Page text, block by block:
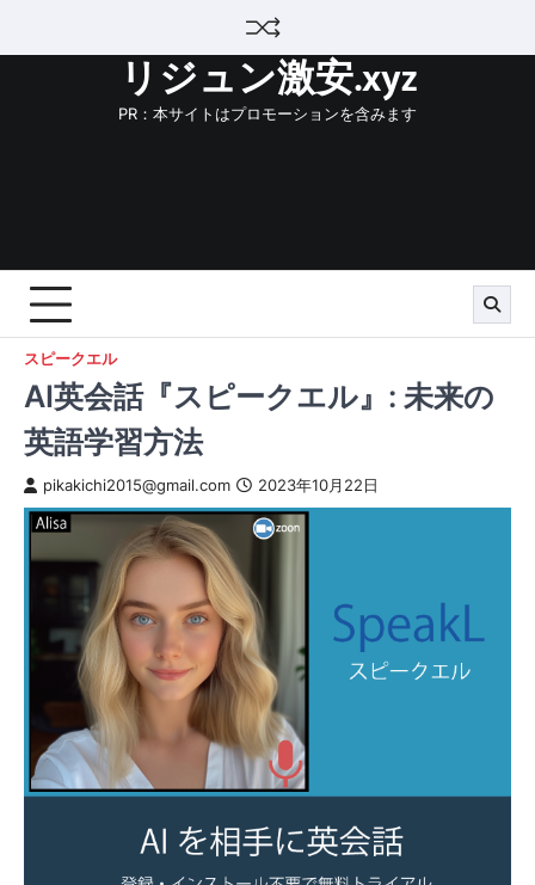
リジュン激安.xyz
PR：本サイトはプロモーションを含みます
スピークエル
AI英会話『スピークエル』: 未来の
英語学習方法
pikakichi2015@gmail.com 2023年10月22日